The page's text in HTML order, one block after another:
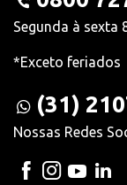
Segunda à sexta
*Exceto feriados
(31)
Nossas Redes